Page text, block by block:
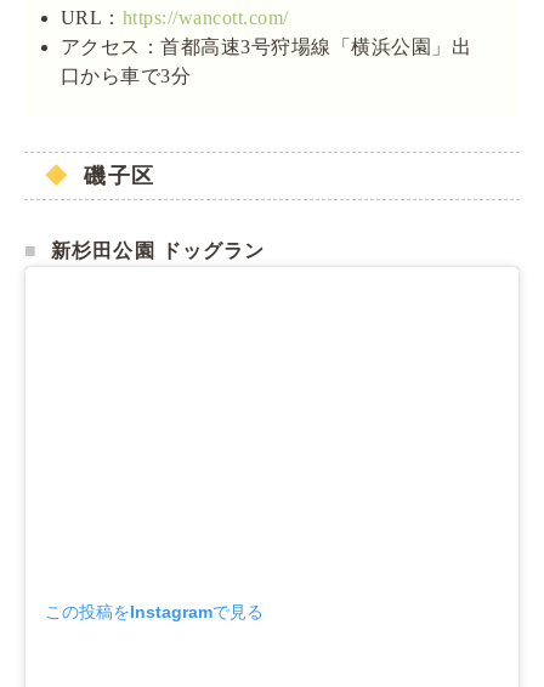
URL： https://wancott.com/
アクセス：首都高速3号狩場線「横浜公園」出
口から車で3分
磯子区
新杉田公園 ドッグラン
この投稿をInstagramで見る